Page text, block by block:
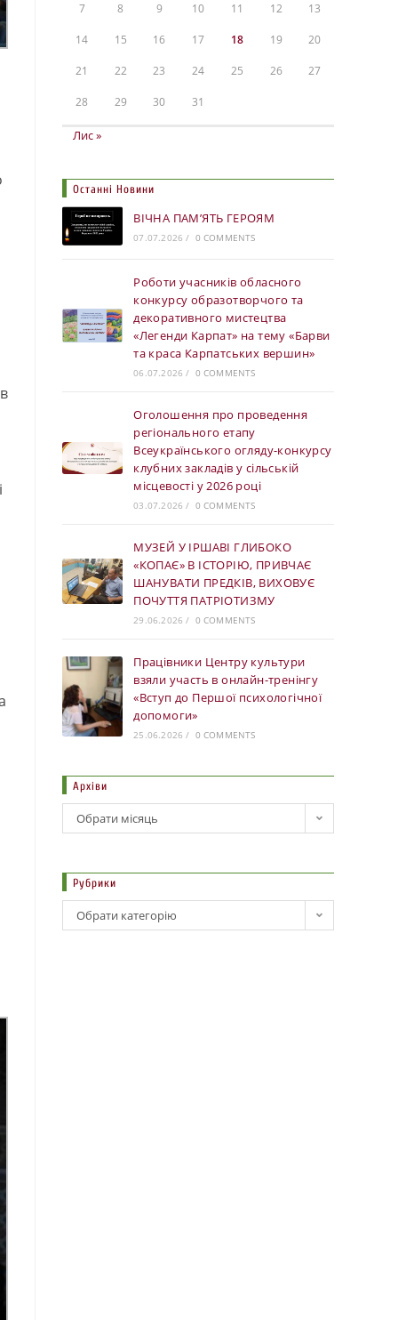
7 8 9 10 11 12 13
14 15 16 17 18 19 20
21 22 23 24 25 26 27
28 29 30 31
Лис »
Останні Новини
ВІЧНА ПАМ’ЯТЬ ГЕРОЯМ
07.07.2026 / 0 COMMENTS
Роботи учасників обласного
конкурсу образотворчого та
декоративного мистецтва
«Легенди Карпат» на тему «Барви
та краса Карпатських вершин»
06.07.2026 / 0 COMMENTS
Оголошення про проведення
регіонального етапу
Всеукраїнського огляду-конкурсу
клубних закладів у сільській
місцевості у 2026 році
03.07.2026 / 0 COMMENTS
МУЗЕЙ У ІРШАВІ ГЛИБОКО
«КОПАЄ» В ІСТОРІЮ, ПРИВЧАЄ
ШАНУВАТИ ПРЕДКІВ, ВИХОВУЄ
ПОЧУТТЯ ПАТРІОТИЗМУ
29.06.2026 / 0 COMMENTS
Працівники Центру культури
взяли участь в онлайн-тренінгу
«Вступ до Першої психологічної
допомоги»
25.06.2026 / 0 COMMENTS
Архіви
Обрати місяць
Рубрики
Обрати категорію